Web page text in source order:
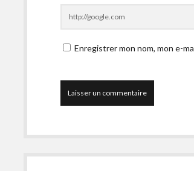
Enregistrer mon nom, mon e-